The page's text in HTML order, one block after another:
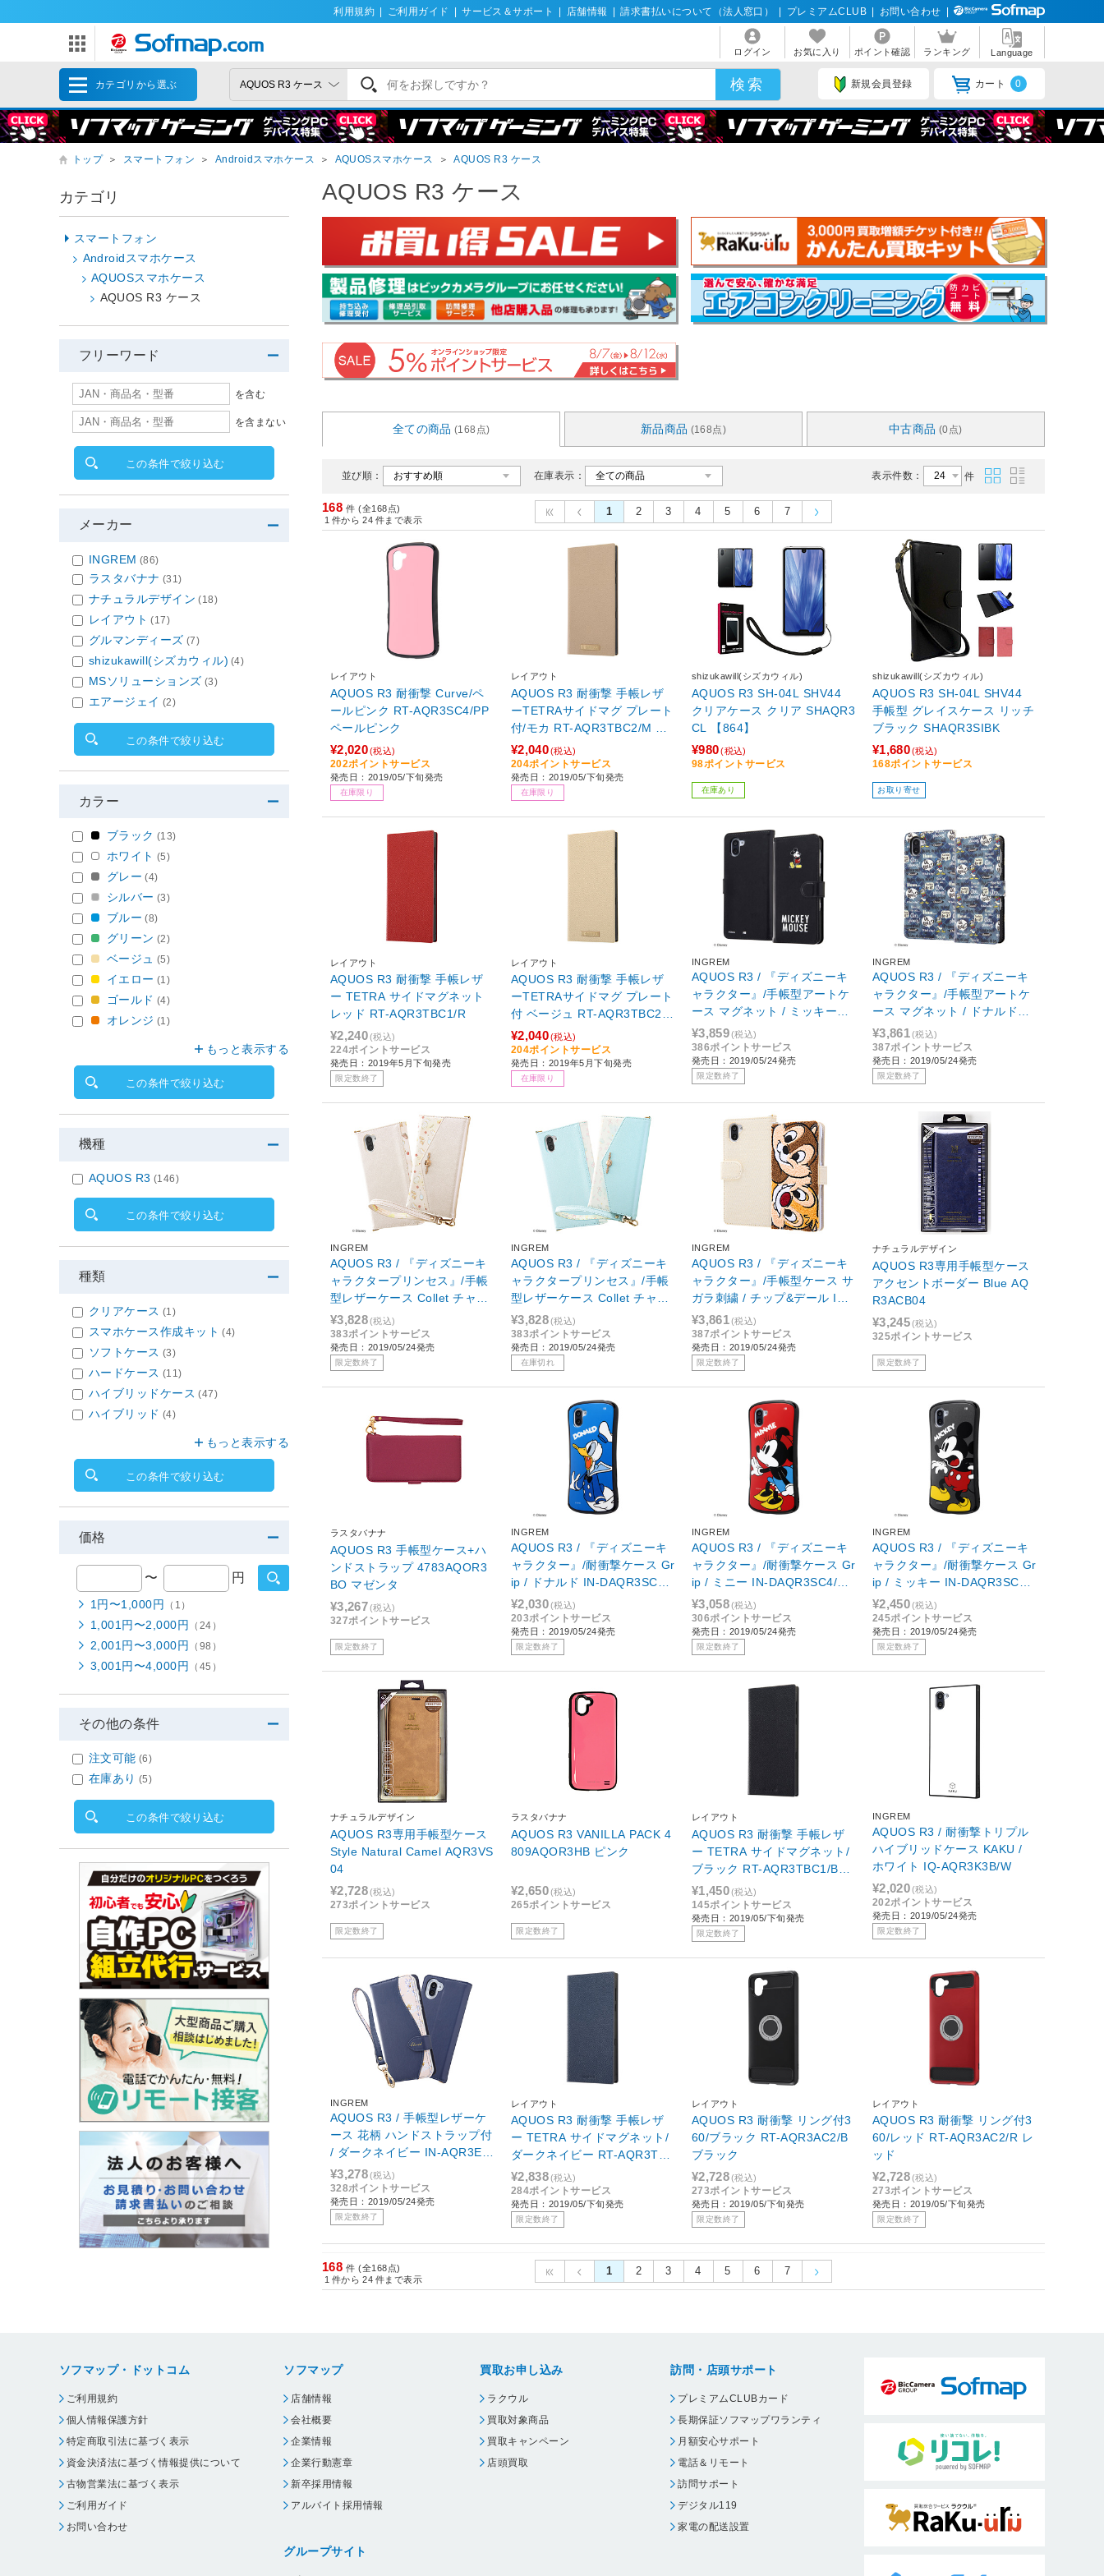
利用規約 ご利用ガイド サービス＆サポート 店舗情報 請求書払いについて（法人窓口） プレミアムCLUB お問い合わせ
ログイン お気に入り ポイント確認 ランキング Language
カテゴリから選ぶ 新規会員登録 カート 0
トップ ＞ スマートフォン ＞ Androidスマホケース ＞ AQUOSスマホケース ＞ AQUOS R3 ケース
AQUOS R3 ケース
全ての商品 (168点) 新品商品 (168点) 中古商品 (0点)
並び順： 在庫表示： 表示件数： 件
168 件 (全168点)
1 件から 24 件まで表示
1 2 3 4 5 6 7
レイアウト
AQUOS R3 耐衝撃 Curve/ペ
ールピンク RT-AQR3SC4/PP
ペールピンク
¥2,020(税込)
202ポイントサービス
発売日：2019/05/下旬発売
在庫限り
レイアウト
AQUOS R3 耐衝撃 手帳レザ
ーTETRAサイドマグ プレート
付/モカ RT-AQR3TBC2/M モ
カ 【864】
¥2,040(税込)
204ポイントサービス
発売日：2019/05/下旬発売
在庫限り
shizukawill(シズカウィル)
AQUOS R3 SH-04L SHV44
クリアケース クリア SHAQR3
CL 【864】
¥980 (税込)
98ポイントサービス
在庫あり
shizukawill(シズカウィル)
AQUOS R3 SH-04L SHV44
手帳型 グレイスケース リッチ
ブラック SHAQR3SIBK
¥1,680(税込)
168ポイントサービス
お取り寄せ
レイアウト
AQUOS R3 耐衝撃 手帳レザ
ー TETRA サイドマグネット
レッド RT-AQR3TBC1/R
¥2,240(税込)
224ポイントサービス
発売日：2019年5月下旬発売
限定数終了
レイアウト
AQUOS R3 耐衝撃 手帳レザ
ーTETRAサイドマグ プレート
付 ベージュ RT-AQR3TBC2/B
E 【864】
¥2,040(税込)
204ポイントサービス
発売日：2019年5月下旬発売
在庫限り
INGREM
AQUOS R3 / 『ディズニーキ
ャラクター』/手帳型アートケ
ース マグネット / ミッキーマ
ウス_025 IN-DAQR3MLC2/M
K025
¥3,859(税込)
386ポイントサービス
発売日：2019/05/24発売
限定数終了
INGREM
AQUOS R3 / 『ディズニーキ
ャラクター』/手帳型アートケ
ース マグネット / ドナルド_0
01 IN-DAQR3MLC2/DD001
¥3,861(税込)
387ポイントサービス
発売日：2019/05/24発売
限定数終了
INGREM
AQUOS R3 / 『ディズニーキ
ャラクタープリンセス』/手帳
型レザーケース Collet チャー
ム+ストラップ付き / ベル IS-
DAQR3MLC4/BL
¥3,828(税込)
383ポイントサービス
発売日：2019/05/24発売
限定数終了
INGREM
AQUOS R3 / 『ディズニーキ
ャラクタープリンセス』/手帳
型レザーケース Collet チャー
ム+ストラップ付き / アリエル
IS-DAQR3MLC4/AR
¥3,828(税込)
383ポイントサービス
発売日：2019/05/24発売
在庫切れ
INGREM
AQUOS R3 / 『ディズニーキ
ャラクター』/手帳型ケース サ
ガラ刺繍 / チップ&デール IS-
DAQR3SGR1/CD
¥3,861(税込)
387ポイントサービス
発売日：2019/05/24発売
限定数終了
ナチュラルデザイン
AQUOS R3専用手帳型ケース
アクセントボーダー Blue AQ
R3ACB04
¥3,245(税込)
325ポイントサービス
限定数終了
ラスタバナナ
AQUOS R3 手帳型ケース+ハ
ンドストラップ 4783AQOR3
BO マゼンタ
¥3,267(税込)
327ポイントサービス
限定数終了
INGREM
AQUOS R3 / 『ディズニーキ
ャラクター』/耐衝撃ケース Gr
ip / ドナルド IN-DAQR3SC4/
DD
¥2,030(税込)
203ポイントサービス
発売日：2019/05/24発売
限定数終了
INGREM
AQUOS R3 / 『ディズニーキ
ャラクター』/耐衝撃ケース Gr
ip / ミニー IN-DAQR3SC4/M
N
¥3,058(税込)
306ポイントサービス
発売日：2019/05/24発売
限定数終了
INGREM
AQUOS R3 / 『ディズニーキ
ャラクター』/耐衝撃ケース Gr
ip / ミッキー IN-DAQR3SC4/
MK
¥2,450(税込)
245ポイントサービス
発売日：2019/05/24発売
限定数終了
ナチュラルデザイン
AQUOS R3専用手帳型ケース
Style Natural Camel AQR3VS
04
¥2,728(税込)
273ポイントサービス
限定数終了
ラスタバナナ
AQUOS R3 VANILLA PACK 4
809AQOR3HB ピンク
¥2,650(税込)
265ポイントサービス
限定数終了
レイアウト
AQUOS R3 耐衝撃 手帳レザ
ー TETRA サイドマグネット/
ブラック RT-AQR3TBC1/BB
ブラック
¥1,450(税込)
145ポイントサービス
発売日：2019/05/下旬発売
限定数終了
INGREM
AQUOS R3 / 耐衝撃トリプル
ハイブリッドケース KAKU /
ホワイト IQ-AQR3K3B/W
¥2,020(税込)
202ポイントサービス
発売日：2019/05/24発売
限定数終了
INGREM
AQUOS R3 / 手帳型レザーケ
ース 花柄 ハンドストラップ付
/ ダークネイビー IN-AQR3EV
C1/DN
¥3,278(税込)
328ポイントサービス
発売日：2019/05/24発売
限定数終了
レイアウト
AQUOS R3 耐衝撃 手帳レザ
ー TETRA サイドマグネット/
ダークネイビー RT-AQR3TBC
1/DN ダークネイビー
¥2,838(税込)
284ポイントサービス
発売日：2019/05/下旬発売
限定数終了
レイアウト
AQUOS R3 耐衝撃 リング付3
60/ブラック RT-AQR3AC2/B
ブラック
¥2,728(税込)
273ポイントサービス
発売日：2019/05/下旬発売
限定数終了
レイアウト
AQUOS R3 耐衝撃 リング付3
60/レッド RT-AQR3AC2/R レ
ッド
¥2,728(税込)
273ポイントサービス
発売日：2019/05/下旬発売
限定数終了
168 件 (全168点)
1 件から 24 件まで表示
1 2 3 4 5 6 7
カテゴリ
スマートフォン
Androidスマホケース
AQUOSスマホケース
AQUOS R3 ケース
フリーワード
を含む
を含まない
この条件で絞り込む
メーカー
INGREM (86)
ラスタバナナ (31)
ナチュラルデザイン (18)
レイアウト (17)
グルマンディーズ (7)
shizukawill(シズカウィル) (4)
MSソリューションズ (3)
エアージェイ (2)
この条件で絞り込む
カラー
ブラック (13)
ホワイト (5)
グレー (4)
シルバー (3)
ブルー (8)
グリーン (2)
ベージュ (5)
イエロー (1)
ゴールド (4)
オレンジ (1)
もっと表示する
この条件で絞り込む
機種
AQUOS R3 (146)
この条件で絞り込む
種類
クリアケース (1)
スマホケース作成キット (4)
ソフトケース (3)
ハードケース (11)
ハイブリッドケース (47)
ハイブリッド (4)
もっと表示する
この条件で絞り込む
価格
〜 円
1円〜1,000円 （1）
1,001円〜2,000円 （24）
2,001円〜3,000円 （98）
3,001円〜4,000円 （45）
その他の条件
注文可能 (6)
在庫あり (5)
この条件で絞り込む
ソフマップ・ドットコム
ご利用規約
個人情報保護方針
特定商取引法に基づく表示
資金決済法に基づく情報提供について
古物営業法に基づく表示
ご利用ガイド
お問い合わせ
ソフマップ
店舗情報
会社概要
企業情報
企業行動憲章
新卒採用情報
アルバイト採用情報
グループサイト
買取お申し込み
ラクウル
買取対象商品
買取キャンペーン
店頭買取
訪問・店頭サポート
プレミアムCLUBカード
長期保証ソフマップワランティ
月額安心サポート
電話＆リモート
訪問サポート
デジタル119
家電の配送設置